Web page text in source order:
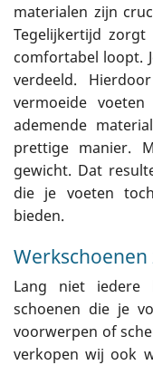
materialen zijn
Tegelijkertijd
comfortabel loopt.
verdeeld.
vermoeide
ademende
prettige manier.
gewicht. Dat
die je voeten
bieden.
Lang niet iedere
schoenen die je
voorwerpen of
verkopen wij ook